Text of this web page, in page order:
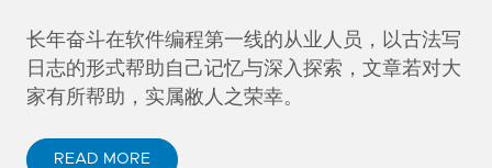
长年奋斗在软件编程第一线的从业人员，以古法写
日志的形式帮助自己记忆与深入探索，文章若对大
家有所帮助，实属敝人之荣幸。
READ MORE